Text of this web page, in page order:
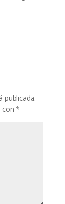
publicada.
con *